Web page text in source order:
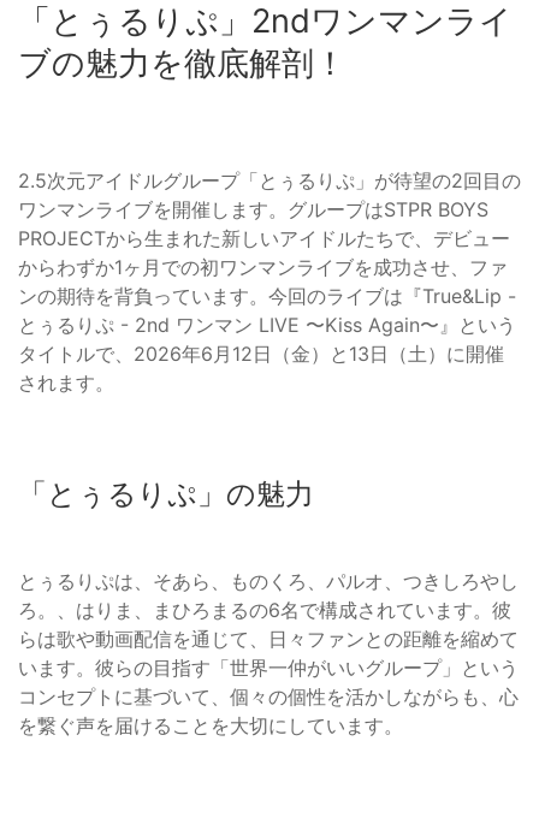
「とぅるりぷ」2ndワンマンライ
ブの魅力を徹底解剖！
2.5次元アイドルグループ「とぅるりぷ」が待望の2回目の
ワンマンライブを開催します。グループはSTPR BOYS
PROJECTから生まれた新しいアイドルたちで、デビュー
からわずか1ヶ月での初ワンマンライブを成功させ、ファ
ンの期待を背負っています。今回のライブは『True&Lip -
とぅるりぷ - 2nd ワンマン LIVE 〜Kiss Again〜』という
タイトルで、2026年6月12日（金）と13日（土）に開催
されます。
「とぅるりぷ」の魅力
とぅるりぷは、そあら、ものくろ、パルオ、つきしろやし
ろ。、はりま、まひろまるの6名で構成されています。彼
らは歌や動画配信を通じて、日々ファンとの距離を縮めて
います。彼らの目指す「世界一仲がいいグループ」という
コンセプトに基づいて、個々の個性を活かしながらも、心
を繋ぐ声を届けることを大切にしています。